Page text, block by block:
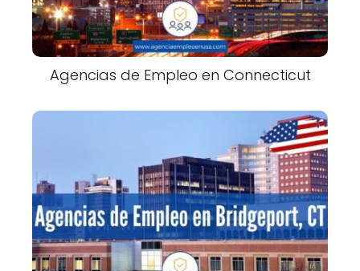
Agencias de Empleo en Connecticut